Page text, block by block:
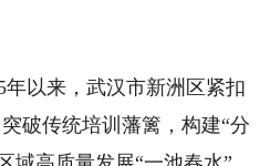
以来，武汉市新洲区紧扣
破传统培训藩篱，构建“分